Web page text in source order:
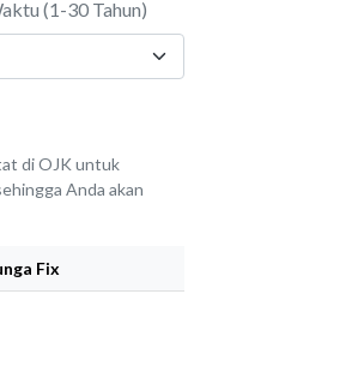
(1-30 Tahun)
di OJK untuk
Anda akan
Fix